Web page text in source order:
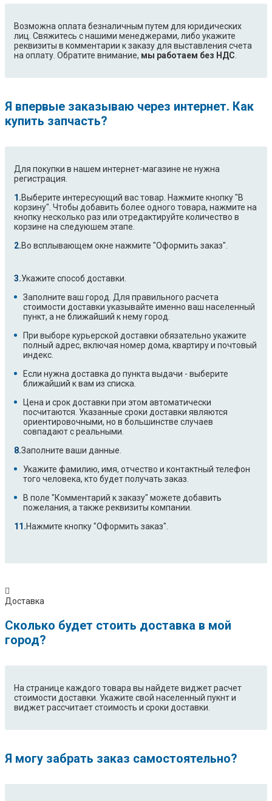
Возможна оплата безналичным путем для юридических
лиц. Свяжитесь с нашими менеджерами, либо укажите
реквизиты в комментарии к заказу для выставления счета
на оплату. Обратите внимание, мы работаем без НДС
Я впервые заказываю через интернет. Как
купить запчасть?
Для покупки в нашем интернет-магазине не нужна
регистрация.
Выберите интересующий вас товар. Нажмите кнопку "В
корзину". Чтобы добавить более одного товара, нажмите на
кнопку несколько раз или отредактируйте количество в
корзине на следуюшем этапе.
Во всплывающем окне нажмите "Оформить заказ".
Укажите способ доставки.
Заполните ваш город. Для правильного расчета
стоимости доставки указывайте именно ваш населенный
пункт, а не ближайший к нему город.
При выборе курьерской доставки обязательно укажите
полный адрес, включая номер дома, квартиру и почтовый
индекс.
Если нужна доставка до пункта выдачи - выберите
ближайший к вам из списка.
Цена и срок доставки при этом автоматически
посчитаются. Указанные сроки доставки являются
ориентировочными, но в большинстве случаев
совпадают с реальными.
Заполните ваши данные.
Укажите фамилию, имя, отчество и контактный телефон
того человека, кто будет получать заказ.
В поле "Комментарий к заказу" можете добавить
пожелания, а также реквизиты компании.
Нажмите кнопку "Оформить заказ".
Доставка
Сколько будет стоить доставка в мой
город?
На странице каждого товара вы найдете виджет расчет
стоимости доставки. Укажите свой населенный пукнт и
виджет рассчитает стоимость и сроки доставки.
Я могу забрать заказ самостоятельно?